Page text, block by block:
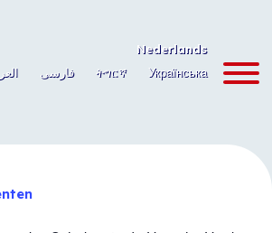
Nederlands
فارسی ትግርኛ Українська